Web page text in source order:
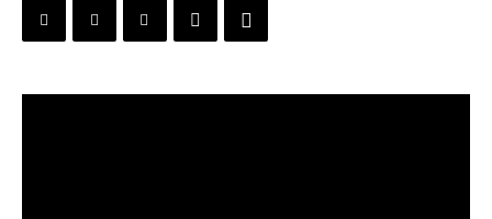
Кыргызстана